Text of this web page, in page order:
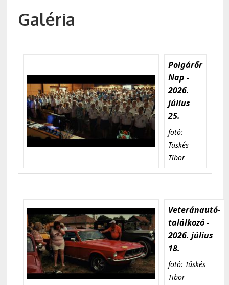
Galéria
Polgárőr
Nap -
2026.
július
25.
fotó:
Tüskés
Tibor
Veteránautó-
találkozó -
2026. július
18.
fotó: Tüskés
Tibor